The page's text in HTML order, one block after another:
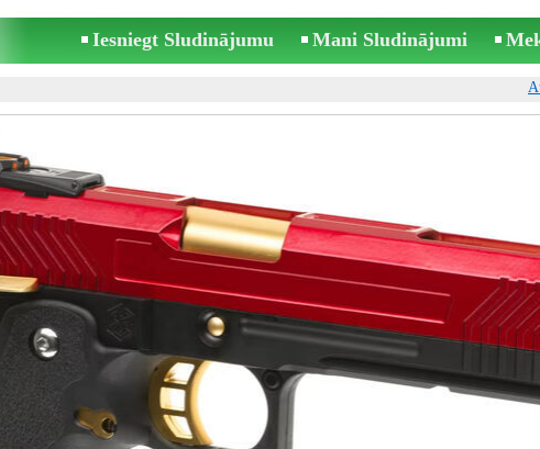
Iesniegt Sludinājumu Mani Sludinājumi